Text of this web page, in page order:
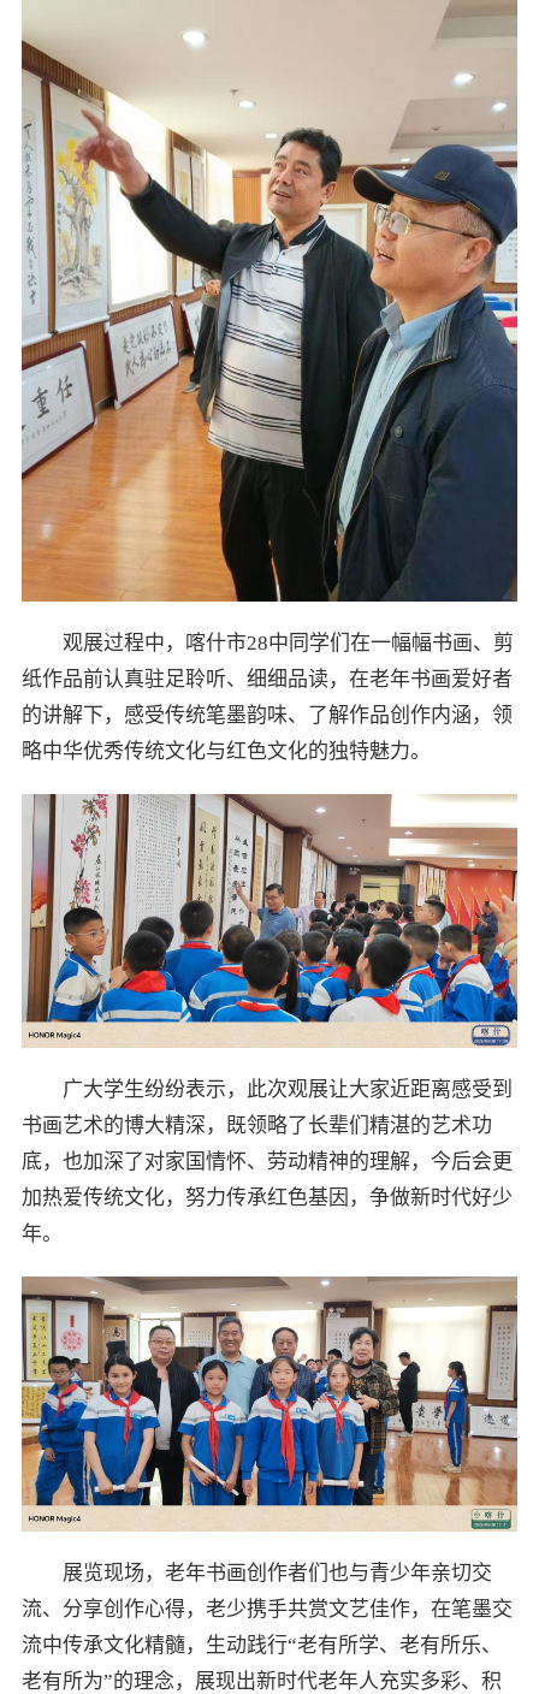
观展过程中，喀什市28中同学们在一幅幅书画、剪
纸作品前认真驻足聆听、细细品读，在老年书画爱好者
的讲解下，感受传统笔墨韵味、了解作品创作内涵，领
略中华优秀传统文化与红色文化的独特魅力。
广大学生纷纷表示，此次观展让大家近距离感受到
书画艺术的博大精深，既领略了长辈们精湛的艺术功
底，也加深了对家国情怀、劳动精神的理解，今后会更
加热爱传统文化，努力传承红色基因，争做新时代好少
年。
展览现场，老年书画创作者们也与青少年亲切交
流、分享创作心得，老少携手共赏文艺佳作，在笔墨交
流中传承文化精髓，生动践行“老有所学、老有所乐、
老有所为”的理念，展现出新时代老年人充实多彩、积